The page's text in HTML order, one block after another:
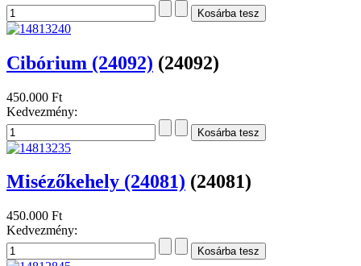
Cibórium (24092) (24092)
450.000 Ft
Kedvezmény:
Misézőkehely (24081) (24081)
450.000 Ft
Kedvezmény: